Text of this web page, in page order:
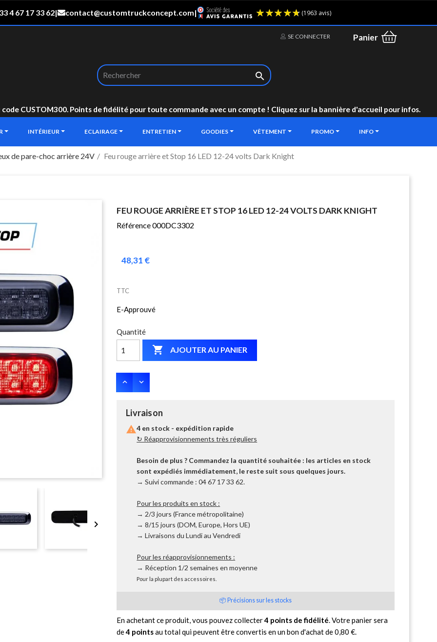
4 67 17 33 62| contact@customtruckconcept.com|
SE CONNECTER Panier

code CUSTOM300. Points de fidélité pour toute commande avec un compte ! Cliquez sur la bannière d'accueil pour infos.
INTÉRIEUR ECLAIRAGE ENTRETIEN GOODIES VÊTEMENT PROMO INFO
de pare-choc arrière 24V Feu rouge arrière et Stop 16 LED 12-24 volts Dark Knight

FEU ROUGE ARRIÈRE ET STOP 16 LED 12-24 VOLTS DARK KNIGHT
Référence 000DC3302
48,31 €
TTC
E-Approuvé
Quantité
 AJOUTER AU PANIER
Livraison
4 en stock - expédition rapide
↻ Réapprovisionnements très réguliers
Besoin de plus ? Commandez la quantité souhaitée : les articles en stock
sont expédiés immédiatement, le reste suit sous quelques jours.
→ Suivi commande : 04 67 17 33 62.
Pour les produits en stock :
→ 2/3 jours (France métropolitaine)
→ 8/15 jours (DOM, Europe, Hors UE)
→ Livraisons du Lundi au Vendredi
Pour les réapprovisionnements :
→ Réception 1/2 semaines en moyenne
Pour la plupart des accessoires.
📦 Précisions sur les stocks
En achetant ce produit, vous pouvez collecter4 points de fidélité . Votre panier sera
de4 pointsau total qui peuvent être convertis en un bon d'achat de0,80 €